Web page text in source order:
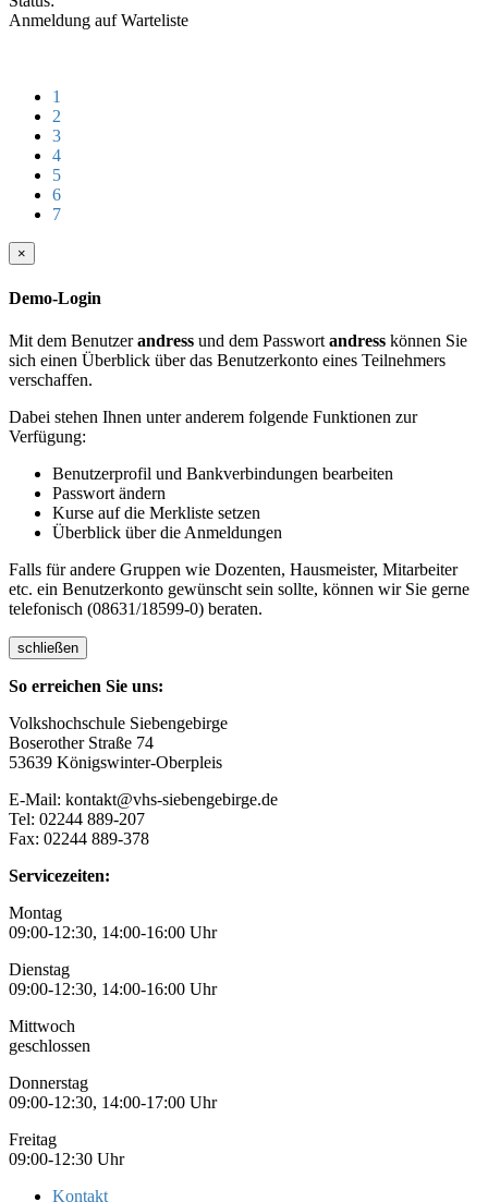
Anmeldung auf Warteliste
1
2
3
4
5
6
7
×
Demo-Login
Mit dem Benutzerandress und dem Passwort andress können Sie
sich einen Überblick über das Benutzerkonto eines Teilnehmers
verschaffen.
Dabei stehen Ihnen unter anderem folgende Funktionen zur
Verfügung:
Benutzerprofil und Bankverbindungen bearbeiten
Passwort ändern
Kurse auf die Merkliste setzen
Überblick über die Anmeldungen
Falls für andere Gruppen wie Dozenten, Hausmeister, Mitarbeiter
etc. ein Benutzerkonto gewünscht sein sollte, können wir Sie gerne
telefonisch (08631/18599-0) beraten.
schließen
So erreichen Sie uns:
Volkshochschule Siebengebirge
Boserother Straße 74
53639 Königswinter-Oberpleis
E-Mail: kontakt@vhs-siebengebirge.de
Tel: 02244 889-207
Fax: 02244 889-378
Servicezeiten:
Montag
09:00-12:30, 14:00-16:00 Uhr
Dienstag
09:00-12:30, 14:00-16:00 Uhr
Mittwoch
geschlossen
Donnerstag
09:00-12:30, 14:00-17:00 Uhr
Freitag
09:00-12:30 Uhr
Kontakt